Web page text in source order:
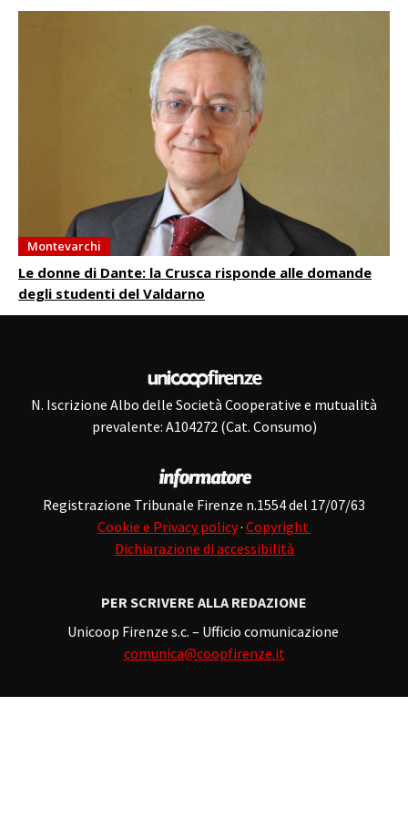
Montevarchi
Le donne di Dante: la Crusca risponde alle domande
degli studenti del Valdarno
N. Iscrizione Albo delle Società Cooperative e mutualità
prevalente: A104272 (Cat. Consumo)
Registrazione Tribunale Firenze n.1554 del 17/07/63
Cookie e Privacy policy· Copyright
Dichiarazione di accessibilità
PER SCRIVERE ALLA REDAZIONE
Unicoop Firenze s.c. – Ufficio comunicazione
comunica@coopfirenze.it